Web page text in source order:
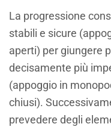
La progressione
stabili e sicure
aperti) per giungere
decisamente più
(appoggio in
chiusi).
prevedere degli